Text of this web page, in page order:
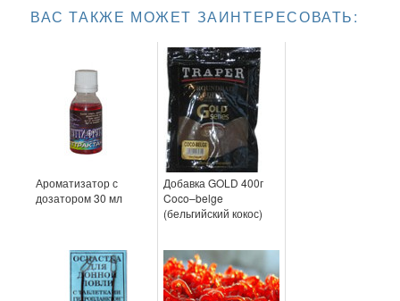
ВАС ТАКЖЕ МОЖЕТ ЗАИНТЕРЕСОВАТЬ:
Ароматизатор с
дозатором 30 мл
Добавка GOLD 400г
Coco–belge
(бельгийский кокос)